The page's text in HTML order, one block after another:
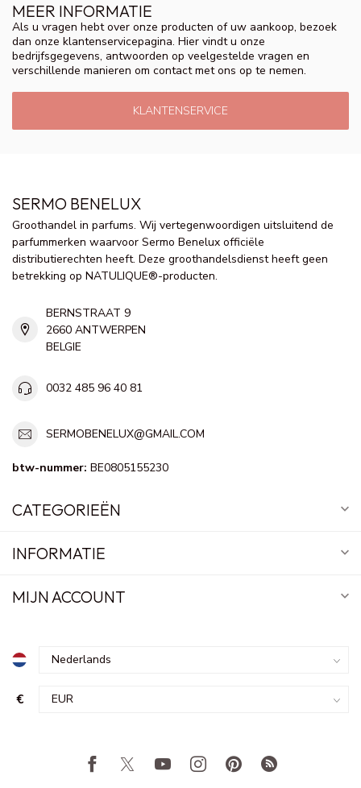
MEER INFORMATIE
Als u vragen hebt over onze producten of uw aankoop, bezoek
dan onze klantenservicepagina. Hier vindt u onze
bedrijfsgegevens, antwoorden op veelgestelde vragen en
verschillende manieren om contact met ons op te nemen.
KLANTENSERVICE
SERMO BENELUX
Groothandel in parfums. Wij vertegenwoordigen uitsluitend de
parfummerken waarvoor Sermo Benelux officiële
distributierechten heeft. Deze groothandelsdienst heeft geen
betrekking op NATULIQUE®-producten.
BERNSTRAAT 9
2660 ANTWERPEN
BELGIE
0032 485 96 40 81
SERMOBENELUX@GMAIL.COM
btw-nummer: BE0805155230
CATEGORIEËN
INFORMATIE
MIJN ACCOUNT
€